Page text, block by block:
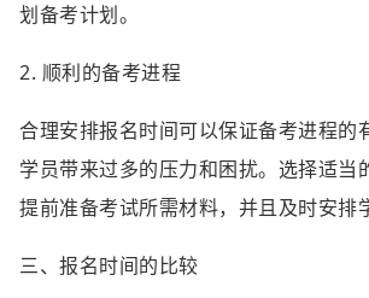
划备考计划。
2. 顺利的备考进程
合理安排报名时间可以保证备考进程的
学员带来过多的压力和困扰。选择适当
提前准备考试所需材料，并且及时安排
三、报名时间的比较